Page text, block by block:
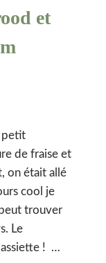
et
petit
de fraise et
on était allé
cool je
trouver
Le
! …